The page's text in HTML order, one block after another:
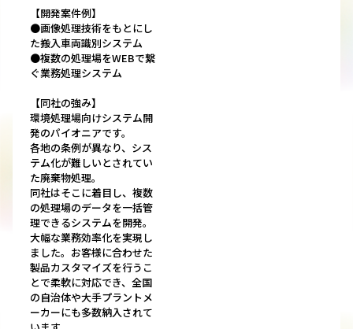
【開発案件例】
●画像処理技術をもとにし
た搬入車両識別システム
●複数の処理場をWEBで繋
ぐ業務処理システム
【同社の強み】
環境処理場向けシステム開
発のパイオニアです。
各地の条例が異なり、シス
テム化が難しいとされてい
た廃棄物処理。
同社はそこに着目し、複数
の処理場のデータを一括管
理できるシステムを開発。
大幅な業務効率化を実現し
ました。お客様に合わせた
製品カスタマイズを行うこ
とで柔軟に対応でき、全国
の自治体や大手プラントメ
ーカーにも多数納入されて